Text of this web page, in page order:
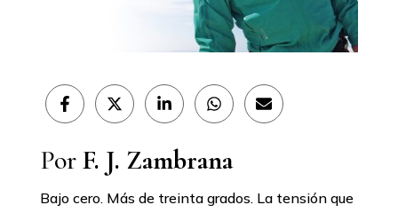
Compartir
en
Compartir
en
(Twitter)
Compartir
en
Compartir
en
Compartir
en
PorF. J. Zambrana
Bajo cero. Más de treinta grados. La tensión que